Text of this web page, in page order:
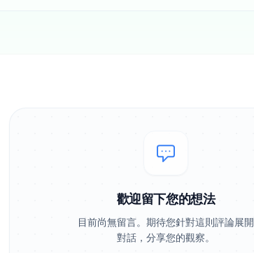
歡迎留下您的想法
目前尚無留言。期待您針對這則評論展開
對話，分享您的觀察。